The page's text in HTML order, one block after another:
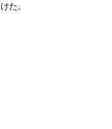
た。